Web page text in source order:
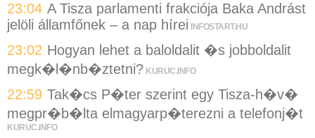
23:04 A Tisza parlamenti frakciója Baka Andrást
jelöli államfőnek – a nap hírei
INFOSTART.HU
23:02 Hogyan lehet a baloldalit �s jobboldalit
megk�l�nb�ztetni? KURUC.INFO
22:59 Tak�cs P�ter szerint egy Tisza-h�v�
megpr�b�lta elmagyarp�terezni a telefonj�t
KURUC.INFO